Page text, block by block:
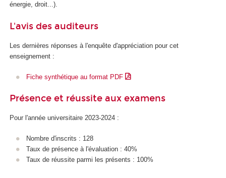
énergie, droit...).
L'avis des auditeurs
Les dernières réponses à l'enquête d'appréciation pour cet
enseignement :
Fiche synthétique au format PDF
Présence et réussite aux examens
Pour l'année universitaire 2023-2024 :
Nombre d'inscrits : 128
Taux de présence à l'évaluation : 40%
Taux de réussite parmi les présents : 100%